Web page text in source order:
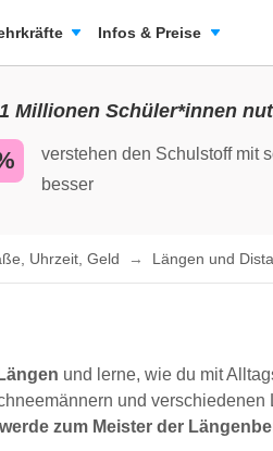
Infos & Preise
Millionen Schüler*innen
verstehen den Schulstoff mit
besser
Uhrzeit, Geld Längen und
und lerne, wie du mit
und
zum Meister der